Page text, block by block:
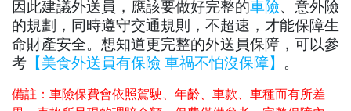
因此建議外送員，應該要做好完整的車險、意外險
的規劃，同時遵守交通規則，不超速，才能保障生
命財產安全。想知道更完整的外送員保障，可以參
考 【美食外送員有保險 車禍不怕沒保障】 。
備註：車險保費會依照駕駛、年齡、車款、車種而有所差